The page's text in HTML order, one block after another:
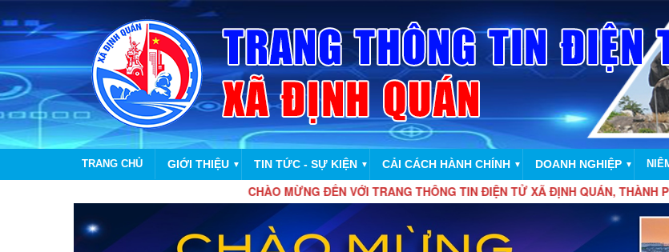
TRANG CHỦ GIỚI THIỆU ▼ TIN TỨC - SỰ KIỆN ▼ CẢI CÁCH HÀNH CHÍNH ▼ DOANH NGHIỆP ▼
CHÀO MỪNG ĐẾN VỚI TRANG THÔNG TIN ĐIỆN TỬ XÃ ĐỊNH QUÁN, THÀNH PHỐ